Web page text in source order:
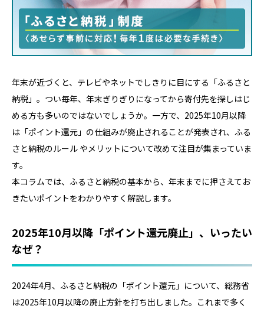
年末が近づくと、テレビやネットでしきりに目にする「ふるさと
納税」。つい毎年、年末ぎりぎりになってから寄付先を探しはじ
める方も多いのではないでしょうか。一方で、2025年10月以降
は「ポイント還元」の仕組みが廃止されることが発表され、ふる
さと納税のルール やメリットについて改めて注目が集まっていま
す。
本コラムでは、ふるさと納税の基本から、年末までに押さえてお
きたいポイントをわかりやすく解説します。
2025年10月以降「ポイント還元廃止」、いったい
なぜ？
2024年4月、ふるさと納税の「ポイント還元」について、総務省
は2025年10月以降の廃止方針を打ち出しました。これまで多く